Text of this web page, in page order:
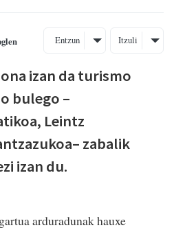
Entzun Itzuli
izan da turismo
bulego –
Leintz
zabalik
izan du.
arduradunak hauxe